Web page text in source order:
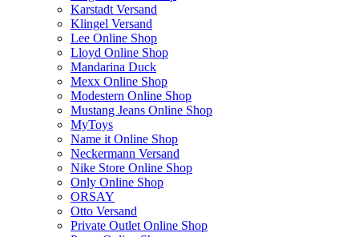
Karstadt Versand
Klingel Versand
Lee Online Shop
Lloyd Online Shop
Mandarina Duck
Mexx Online Shop
Modestern Online Shop
Mustang Jeans Online Shop
MyToys
Name it Online Shop
Neckermann Versand
Nike Store Online Shop
Only Online Shop
ORSAY
Otto Versand
Private Outlet Online Shop